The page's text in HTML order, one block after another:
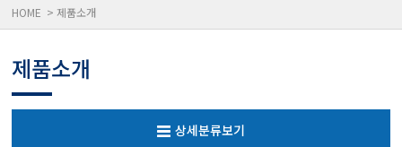
당도/농도/염도/당산도/
HOME > 제품소개
제품소개
상세분류보기